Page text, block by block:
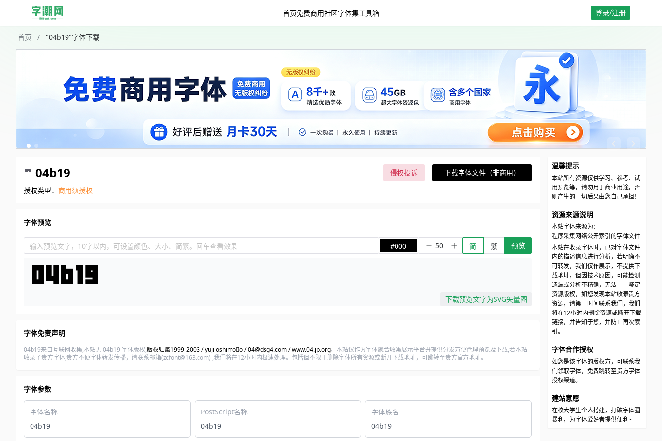
首页免费商用社区字体集工具箱 登录/注册
首页 / "04b19"字体下载
04b19 侵权投诉
下载字体文件（非商用）
授权类型： 商用须授权
字体预览
输入预览文字，10字以内，可设置颜色、大小、简繁。回车查看效果 #000 简 繁 预览
下载预览文字为SVG矢量图
字体免责声明
04b19来自互联网收集,本站无 04b19 字体版权,版权归属1999‐2003 / yuji oshimo￿o / 04@dsg4.com / www.04.jp.org。本站仅作为字体聚合收集展示平台并提供分发方便管理预览及下载,若本站
收录了贵方字体,贵方不便字体转发传播，请联系邮箱(zcfont@163.com) ,我们将在12小时内极速处理。包括但不限于删除字体所有资源或断开下载地址，可跳转至贵方官方地址。
字体参数
字体名称
04b19
PostScript名称
04b19
字体族名
04b19
温馨提示
本站所有资源仅供学习、参考、试
用预览等，请勿用于商业用途，否
则产生的一切后果由您自己承担！
资源来源说明
本站字体来源为：
程序采集网络公开索引的字体文件
本站在收录字体时，已对字体文件
内的描述信息进行分析，若明确不
可转发，我们仅作展示，不提供下
载地址，但因技术原因，可能检测
遗漏或分析不精确，无法一一鉴定
资源版权，如您发现本站收录贵方
资源，请第一时间联系我们，我们
将在12小时内删除资源或断开下载
链接，并告知于您，并防止再次索
引。
字体合作授权
如您是该字体的版权方，可联系我
们领取字体，免费跳转至贵方字体
授权渠道。
建站意愿
在校大学生个人搭建，打破字体圈
暴利，为字体爱好者提供便利~